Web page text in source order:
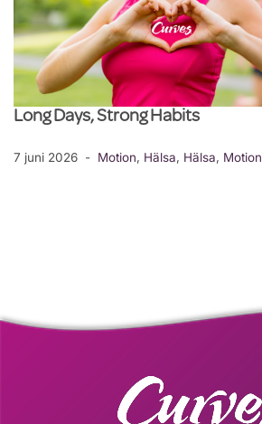
Long Days, Strong Habits
7 juni 2026 Motion, Hälsa, Hälsa, Motion